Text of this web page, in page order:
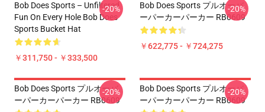
Bob Does Sports – Unfiltered
Fun On Every Hole Bob Does
Sports Bucket Hat
￥311,750 - ￥333,500
-20%
Bob Does Sports プルオーバ
ーパーカーパーカー RB0609
￥622,775 - ￥724,275
-20%
Bob Does Sports プルオーバ
ーパーカーパーカー RB0609
-20%
Bob Does Sports プルオーバ
ーパーカーパーカー RB0609
-20%